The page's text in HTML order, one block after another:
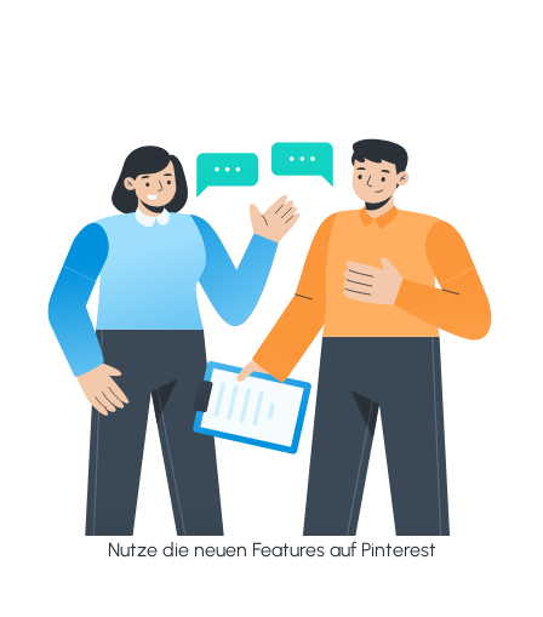
Nutze die neuen Features auf Pinterest